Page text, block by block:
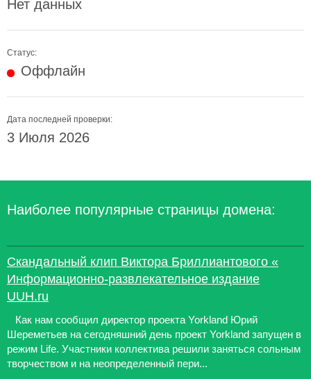
Нет данных
Статус:
Оффлайн
Дата последней проверки:
3 Июля 2026
Наиболее популярные страницы домена:
Скандальный клип Виктора Бриллиантового «
Информационно-развлекательное издание
UUH.ru
Как нам сообщил директор проекта Yorkland Юрий
Шереметьев на сегодняшний день проект Yorkland запущен в
режим Life. Участники коллектива решили заняться сольным
творчеством и на неопределенный пери...